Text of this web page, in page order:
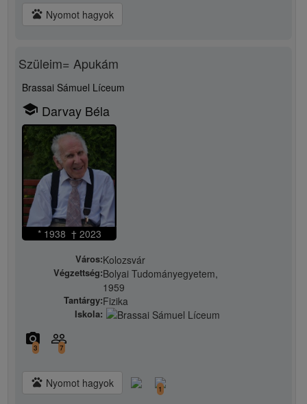
pets Nyomot hagyok
Szüleim= Apukám
Brassai Sámuel Líceum
school Darvay Béla
* 1938 † 2023
Város:Kolozsvár
Végzettség:Bolyai Tudományegyetem,
1959
Tantárgy:Fizika
Iskola:
camera_alt
3
people_outline
7
pets Nyomot hagyok 1